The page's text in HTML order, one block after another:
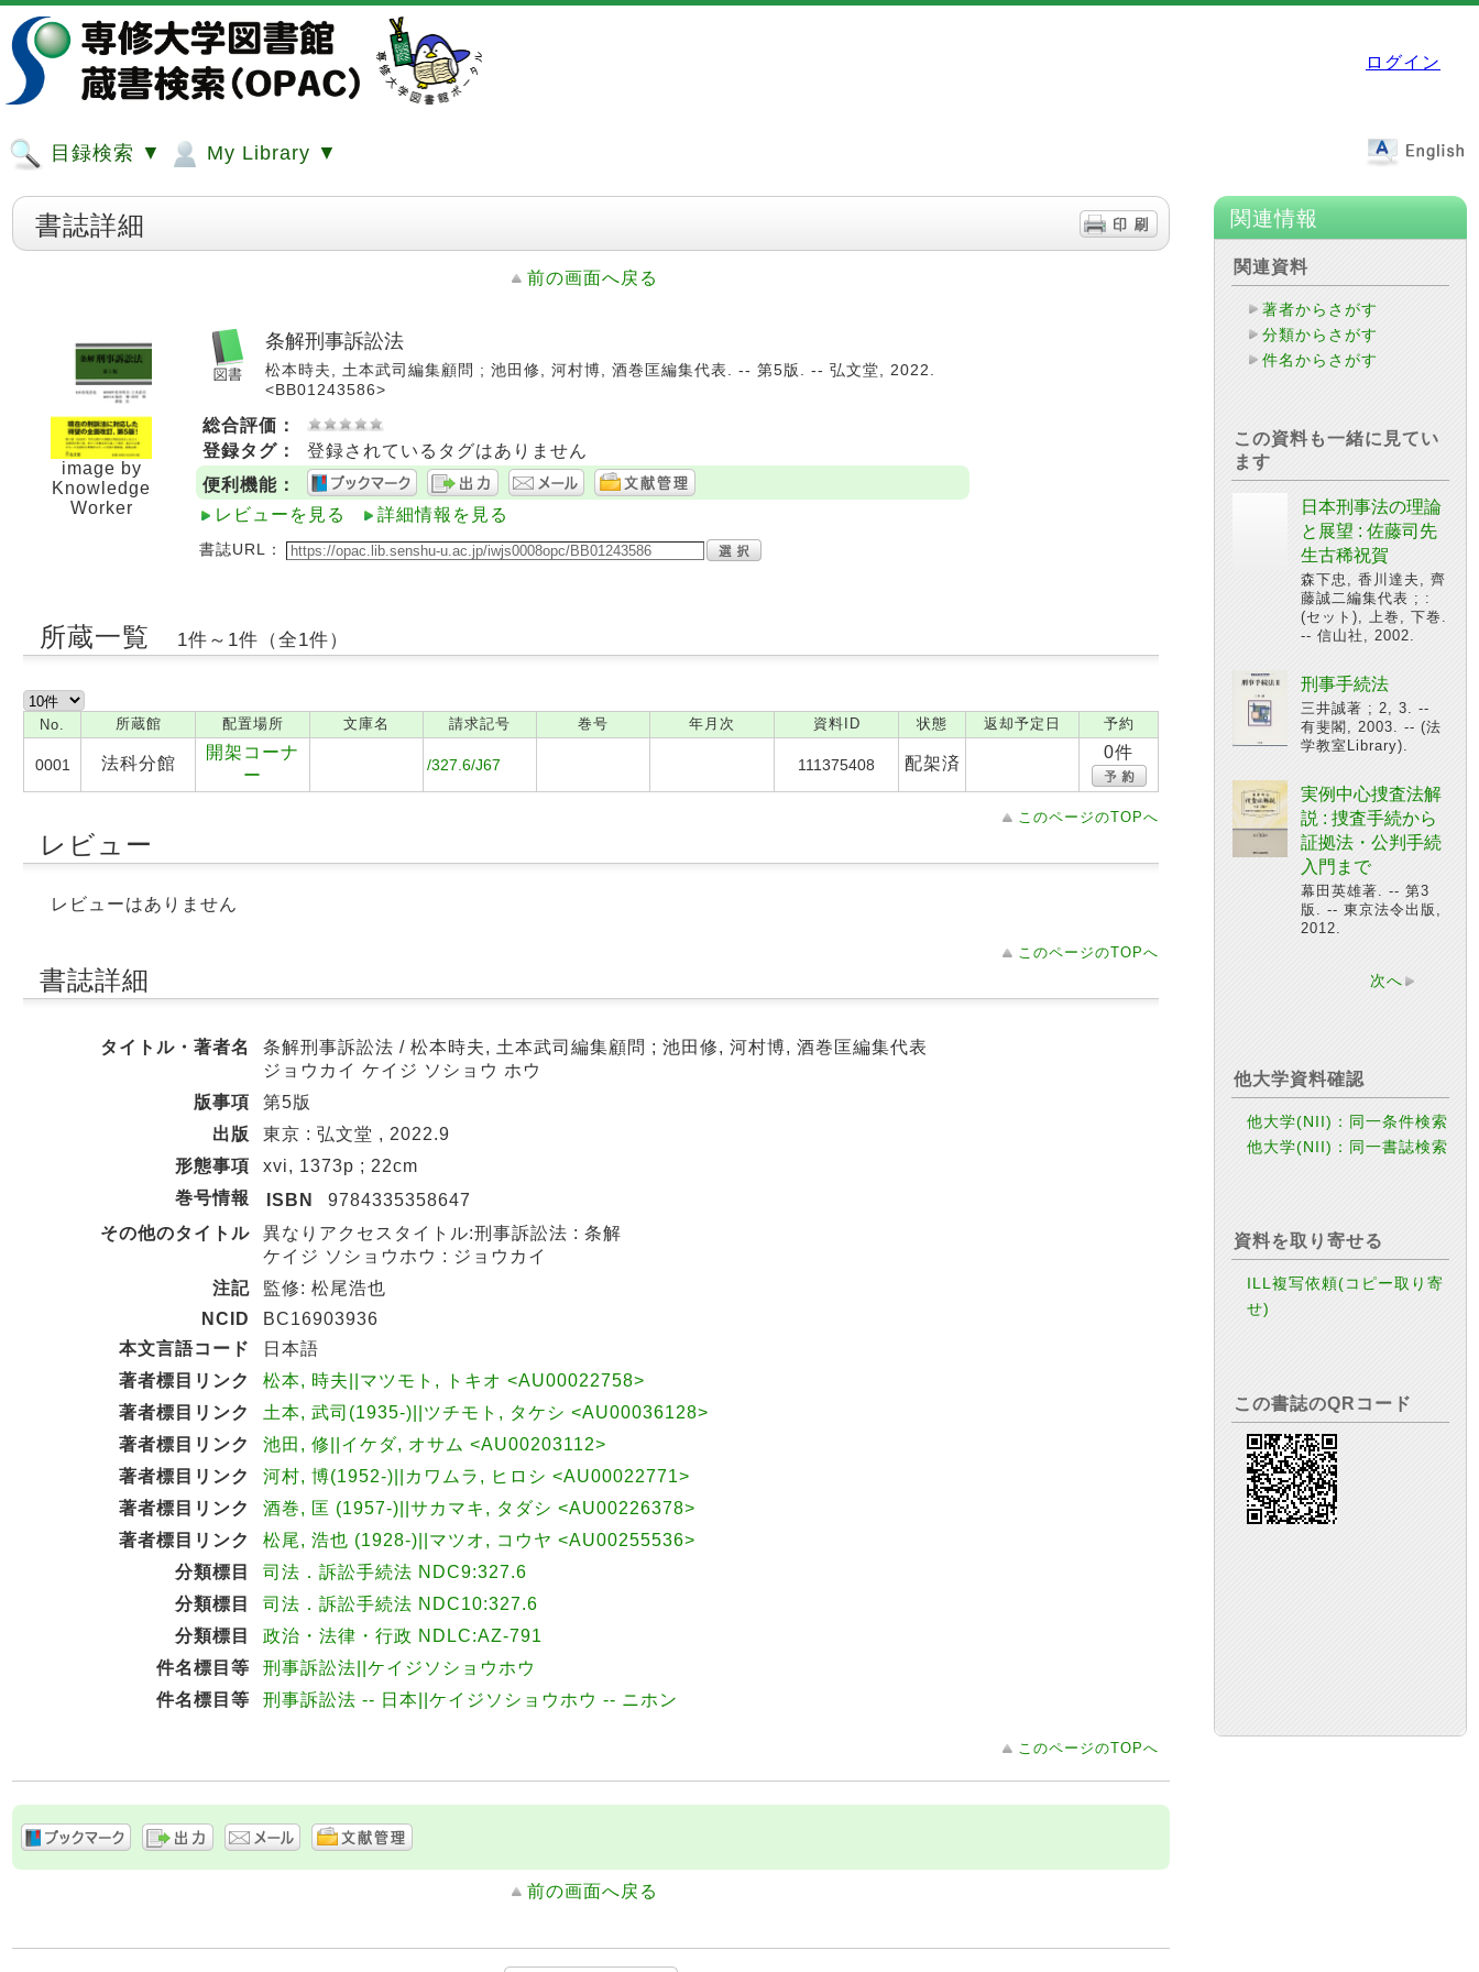
ログイン
目録検索 ▼ My Library ▼
書誌詳細
前の画面へ戻る
image by
Knowledge
Worker
条解刑事訴訟法
松本時夫, 土本武司編集顧問 ; 池田修, 河村博, 酒巻匡編集代表. -- 第5版. -- 弘文堂, 2022.
<BB01243586>
総合評価：
登録タグ：
登録されているタグはありません
便利機能：
レビューを見る
詳細情報を見る
書誌URL：
所蔵一覧 1件～1件（全1件）
No. 所蔵館 配置場所 文庫名 請求記号 巻号 年月次 資料ID 状態 返却予定日 予約
0001 法科分館
開架コーナ
ー
/327.6/J67 111375408 配架済
0件
このページのTOPへ
レビュー
レビューはありません
このページのTOPへ
書誌詳細
タイトル・著者名
条解刑事訴訟法 / 松本時夫, 土本武司編集顧問 ; 池田修, 河村博, 酒巻匡編集代表
ジョウカイ ケイジ ソショウ ホウ
版事項
第5版
出版
東京 : 弘文堂 , 2022.9
形態事項
xvi, 1373p ; 22cm
巻号情報
ISBN
9784335358647
その他のタイトル
異なりアクセスタイトル:刑事訴訟法 : 条解
ケイジ ソショウホウ : ジョウカイ
注記
監修: 松尾浩也
NCID
BC16903936
本文言語コード
日本語
著者標目リンク
松本, 時夫||マツモト, トキオ <AU00022758>
著者標目リンク
土本, 武司(1935-)||ツチモト, タケシ <AU00036128>
著者標目リンク
池田, 修||イケダ, オサム <AU00203112>
著者標目リンク
河村, 博(1952-)||カワムラ, ヒロシ <AU00022771>
著者標目リンク
酒巻, 匡 (1957-)||サカマキ, タダシ <AU00226378>
著者標目リンク
松尾, 浩也 (1928-)||マツオ, コウヤ <AU00255536>
分類標目
司法．訴訟手続法 NDC9:327.6
分類標目
司法．訴訟手続法 NDC10:327.6
分類標目
政治・法律・行政 NDLC:AZ-791
件名標目等
刑事訴訟法||ケイジソショウホウ
件名標目等
刑事訴訟法 -- 日本||ケイジソショウホウ -- ニホン
このページのTOPへ
前の画面へ戻る
関連情報
関連資料
著者からさがす
分類からさがす
件名からさがす
この資料も一緒に見てい
ます
日本刑事法の理論
と展望 : 佐藤司先
生古稀祝賀
森下忠, 香川達夫, 齊
藤誠二編集代表 ; :
(セット), 上巻, 下巻.
-- 信山社, 2002.
刑事手続法
三井誠著 ; 2, 3. --
有斐閣, 2003. -- (法
学教室Library).
実例中心捜査法解
説 : 捜査手続から
証拠法・公判手続
入門まで
幕田英雄著. -- 第3
版. -- 東京法令出版,
2012.
次へ
他大学資料確認
他大学(NII)：同一条件検索
他大学(NII)：同一書誌検索
資料を取り寄せる
ILL複写依頼(コピー取り寄
せ)
この書誌のQRコード